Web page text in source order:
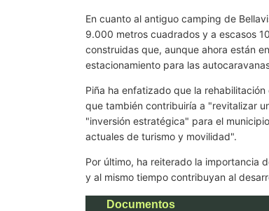
En cuanto al antiguo camping de
9.000 metros cuadrados y a escasos
construidas que, aunque ahora están
estacionamiento para las
Piña ha enfatizado que la
que también contribuiría a "revitalizar
"inversión estratégica" para el
actuales de turismo y movilidad".
Por último, ha reiterado la importancia
y al mismo tiempo contribuyan al
Documentos